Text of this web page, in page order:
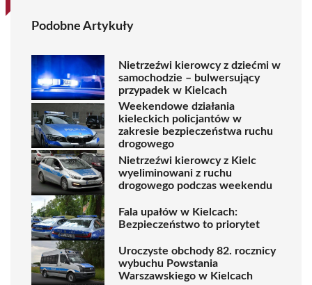
Podobne Artykuły
Nietrzeźwi kierowcy z dziećmi w
samochodzie – bulwersujący
przypadek w Kielcach
Weekendowe działania
kieleckich policjantów w
zakresie bezpieczeństwa ruchu
drogowego
Nietrzeźwi kierowcy z Kielc
wyeliminowani z ruchu
drogowego podczas weekendu
Fala upałów w Kielcach:
Bezpieczeństwo to priorytet
Uroczyste obchody 82. rocznicy
wybuchu Powstania
Warszawskiego w Kielcach